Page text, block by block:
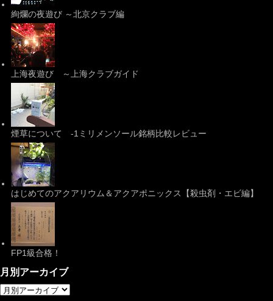
絢爛の夜遊び ～北京クラブ編
上海夜遊び ～上海クラブガイド
煙草について -1ミリメンソール銘柄比較レビュー
はじめてのアクアリウム＆アクアポニックス【殺虫剤・エビ編】
FP1級合格！
月別アーカイブ